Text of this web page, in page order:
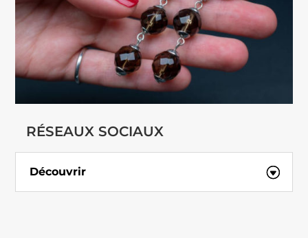
RÉSEAUX SOCIAUX
Découvrir